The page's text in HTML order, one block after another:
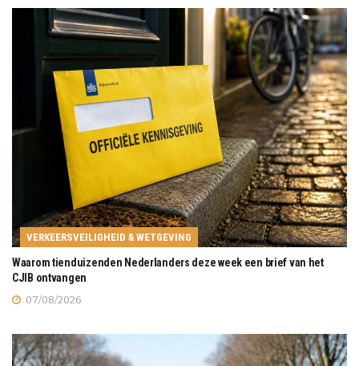
VERKEERSVEILIGHEID & WETGEVING
Waarom tienduizenden Nederlanders deze week een brief van het
CJIB ontvangen
07/08/2026